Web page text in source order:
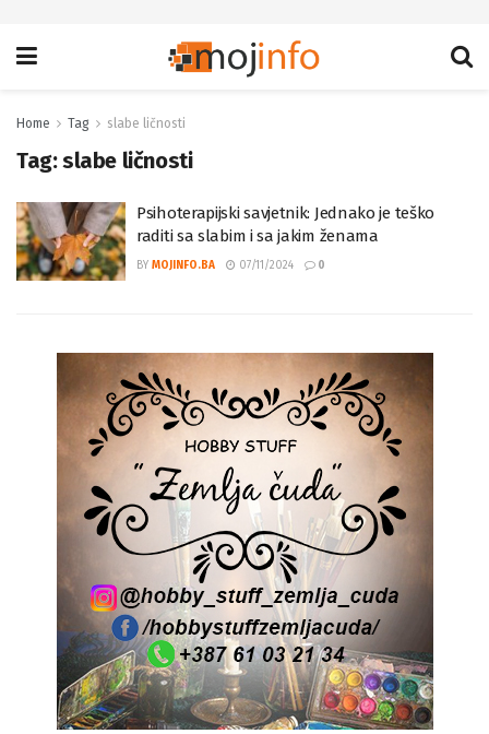
Home Tag slabe ličnosti
Tag:slabe ličnosti
Psihoterapijski savjetnik: Jednako je teško
raditi sa slabim i sa jakim ženama
BY MOJINFO.BA 07/11/2024 0